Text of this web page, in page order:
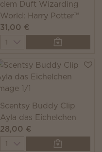
dem Duft Wizarding
World: Harry Potter™
31,00 €
Quantity
Scentsy Buddy Clip
Ayla das Eichelchen
28,00 €
Quantity